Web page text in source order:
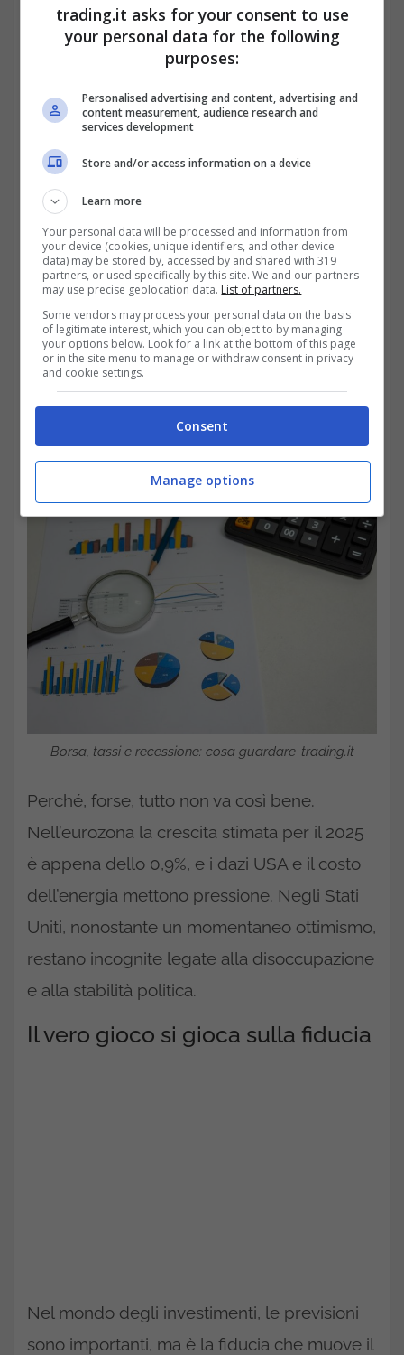
portandoli al 2,25% sui depositi. E secondo
molti osservatori, da qui a dicembre
potremmo vederli scendere ancora, forse
all’1,5%. Anche laFederal Reservesi prepara
a ridurre ulteriormente il costo del denaro,
con il primo taglio atteso a dicembre e altri
due nel 2026. Ma perché tagliare i tassi se
tutto va così bene?
Borsa, tassi e recessione: cosa guardare-trading.it
Perché, forse, tutto non va così bene.
Nell’eurozona la crescita stimata per il 2025
è appena dello 0,9%, e i dazi USA e il costo
dell’energia mettono pressione. Negli Stati
Uniti, nonostante un momentaneo ottimismo,
restano incognite legate alla disoccupazione
e alla stabilità politica.
Il vero gioco si gioca sulla fiducia
Nel mondo degli investimenti, le previsioni
sono importanti, ma è la fiducia che muove il
trading.it asks for your consent to use
your personal data for the following
purposes:
Personalised advertising and content, advertising and
content measurement, audience research and
services development
Store and/or access information on a device
Learn more
Your personal data will be processed and information from
your device (cookies, unique identifiers, and other device
data) may be stored by, accessed by and shared with 319
partners, or used specifically by this site. We and our partners
may use precise geolocation data. List of partners.
Some vendors may process your personal data on the basis
of legitimate interest, which you can object to by managing
your options below. Look for a link at the bottom of this page
or in the site menu to manage or withdraw consent in privacy
and cookie settings.
Consent
Manage options